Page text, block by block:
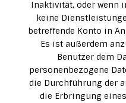
Inaktivität, oder wenn
keine
betreffende Konto in
Es ist außerdem
Benutzer dem
personenbezogene
die Durchführung der
die Erbringung